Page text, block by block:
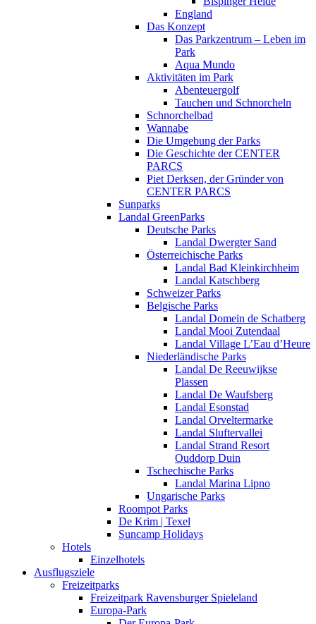
England
Das Konzept
Das Parkzentrum – Leben im
Park
Aqua Mundo
Aktivitäten im Park
Abenteuergolf
Tauchen und Schnorcheln
Schnorchelbad
Wannabe
Die Umgebung der Parks
Die Geschichte der CENTER
PARCS
Piet Derksen, der Gründer von
CENTER PARCS
Sunparks
Landal GreenParks
Deutsche Parks
Landal Dwergter Sand
Österreichische Parks
Landal Bad Kleinkirchheim
Landal Katschberg
Schweizer Parks
Belgische Parks
Landal Domein de Schatberg
Landal Mooi Zutendaal
Landal Village L’Eau d’Heure
Niederländische Parks
Landal De Reeuwijkse
Plassen
Landal De Waufsberg
Landal Esonstad
Landal Orveltermarke
Landal Sluftervallei
Landal Strand Resort
Ouddorp Duin
Tschechische Parks
Landal Marina Lipno
Ungarische Parks
Roompot Parks
De Krim | Texel
Suncamp Holidays
Hotels
Einzelhotels
Ausflugsziele
Freizeitparks
Freizeitpark Ravensburger Spieleland
Europa-Park